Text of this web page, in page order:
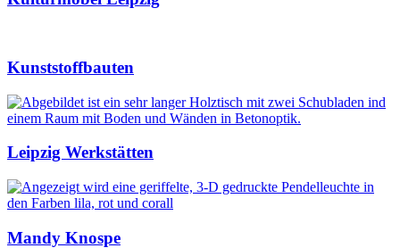
Kunststoffbauten
Leipzig Werkstätten
Mandy Knospe